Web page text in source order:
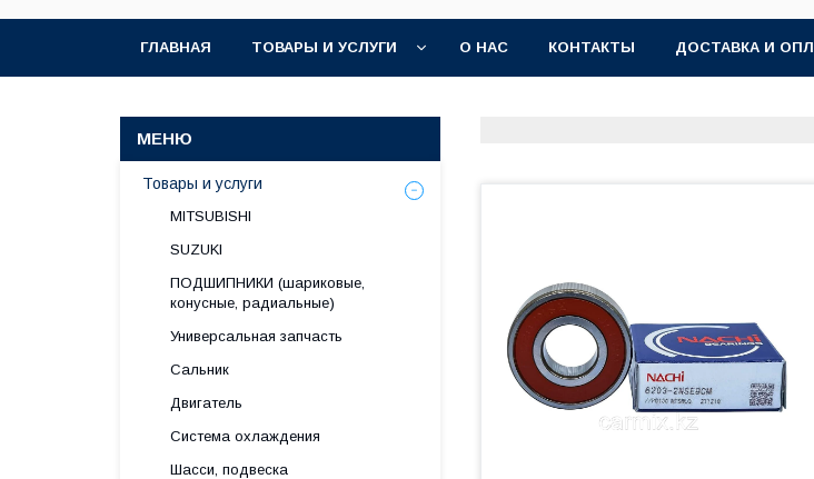
ГЛАВНАЯ ТОВАРЫ И УСЛУГИ О НАС КОНТАКТЫ ДОСТАВКА И
Товары и услуги
MITSUBISHI
SUZUKI
ПОДШИПНИКИ (шариковые,
конусные, радиальные)
Универсальная запчасть
Сальник
Двигатель
Система охлаждения
Шасси, подвеска